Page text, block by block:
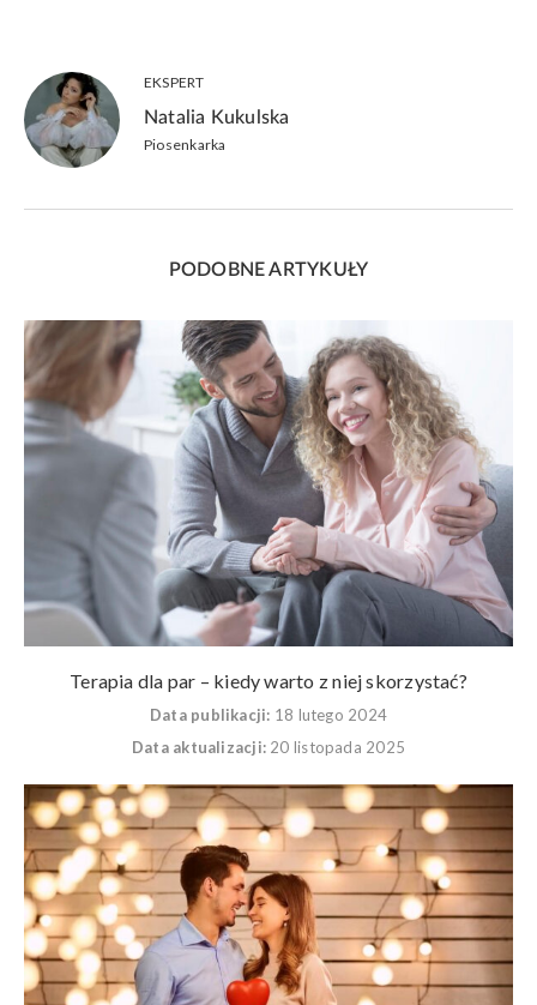
EKSPERT
Natalia Kukulska
Piosenkarka
PODOBNE ARTYKUŁY
Terapia dla par – kiedy warto z niej skorzystać?
Data publikacji: 18 lutego 2024
Data aktualizacji: 20 listopada 2025